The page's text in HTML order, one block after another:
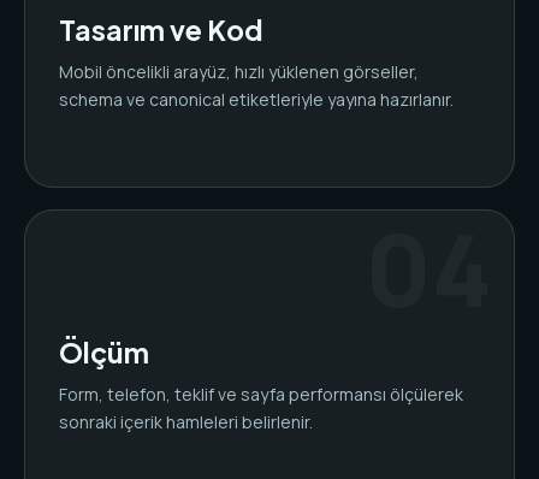
Tasarım ve Kod
Mobil öncelikli arayüz, hızlı yüklenen görseller,
schema ve canonical etiketleriyle yayına hazırlanır.
Ölçüm
Form, telefon, teklif ve sayfa performansı ölçülerek
sonraki içerik hamleleri belirlenir.